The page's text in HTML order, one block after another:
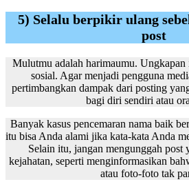
5) Selalu berpikir ulang
post
Mulutmu adalah harimaumu.
sosial. Agar menjadi pengguna
pertimbangkan dampak dari posting
bagi diri sendiri atau
Banyak kasus pencemaran nama baik
itu bisa Anda alami jika kata-kata Anda
Selain itu, jangan mengunggah post
kejahatan, seperti menginformasikan
atau foto-foto tak